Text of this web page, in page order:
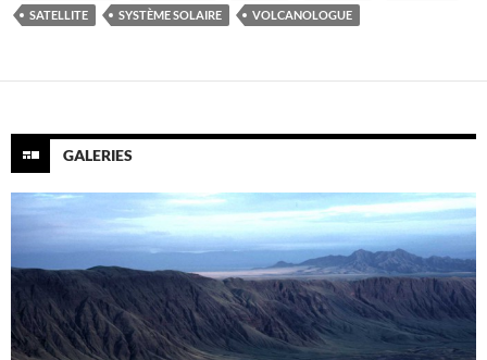
SATELLITE
SYSTÈME SOLAIRE VOLCANOLOGUE
GALERIES